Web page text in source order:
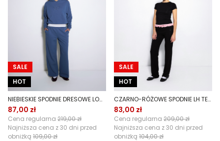
SALE
HOT
NIEBIESKIE SPODNIE DRESOWE LOCAL STAR
87,00 zł
Cena regularna 219,00 zł
Najniższa cena z 30 dni przed
obniżką 109,00 zł
SALE
HOT
CZARNO-RÓŻOWE SPODNIE LH TEAM
83,00 zł
Cena regularna 209,00 zł
Najniższa cena z 30 dni przed
obniżką 104,00 zł